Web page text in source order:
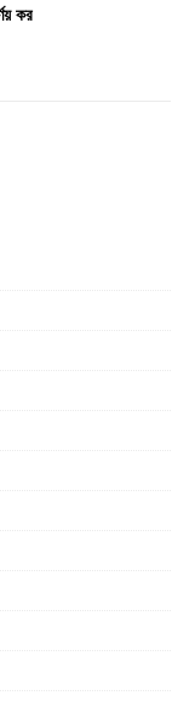
কর